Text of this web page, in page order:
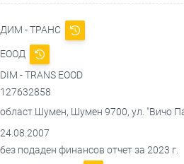
ДИМ - ТРАНС
ЕООД
DIM - TRANS EOOD
127632858
област Шумен, Шумен 9700, ул. "Вичо
24.08.2007
без подаден финансов отчет за 2023 г.